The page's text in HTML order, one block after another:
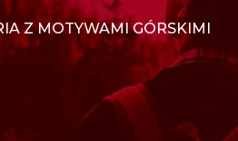
Z MOTYWAMI GÓRSKIMI